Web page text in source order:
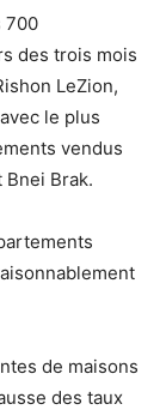
700
des trois mois
LeZion,
le plus
vendus
Bnei Brak.
de maisons
des taux